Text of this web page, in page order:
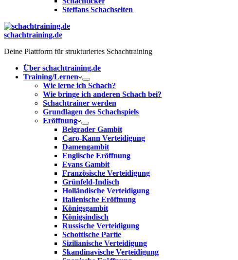
Steffans Schachseiten
schachtraining.de
Deine Plattform für strukturiertes Schachtraining
Über schachtraining.de
Training/Lernen
Wie lerne ich Schach?
Wie bringe ich anderen Schach bei?
Schachtrainer werden
Grundlagen des Schachspiels
Eröffnung
Belgrader Gambit
Caro-Kann Verteidigung
Damengambit
Englische Eröffnung
Evans Gambit
Französische Verteidigung
Grünfeld-Indisch
Holländische Verteidigung
Italienische Eröffnung
Königsgambit
Königsindisch
Russische Verteidigung
Schottische Partie
Sizilianische Verteidigung
Skandinavische Verteidigung